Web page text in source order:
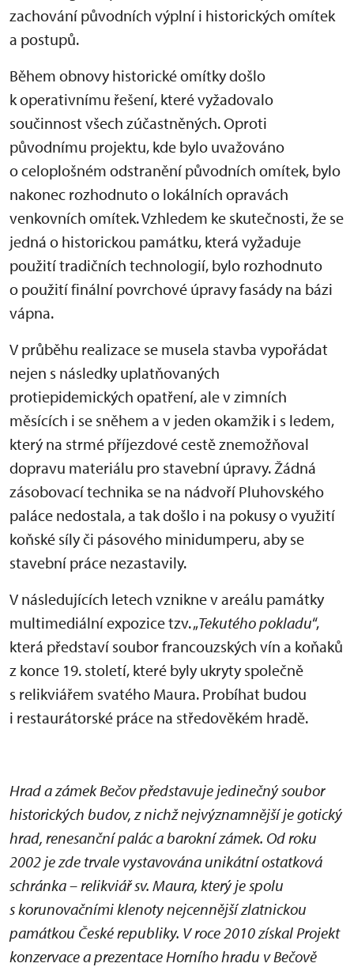
zachování původních výplní i historických omítek
a postupů.
Během obnovy historické omítky došlo
k operativnímu řešení, které vyžadovalo
součinnost všech zúčastněných. Oproti
původnímu projektu, kde bylo uvažováno
o celoplošném odstranění původních omítek, bylo
nakonec rozhodnuto o lokálních opravách
venkovních omítek. Vzhledem ke skutečnosti, že se
jedná o historickou památku, která vyžaduje
použití tradičních technologií, bylo rozhodnuto
o použití finální povrchové úpravy fasády na bázi
vápna.
V průběhu realizace se musela stavba vypořádat
nejen s následky uplatňovaných
protiepidemických opatření, ale v zimních
měsících i se sněhem a v jeden okamžik i s ledem,
který na strmé příjezdové cestě znemožňoval
dopravu materiálu pro stavební úpravy. Žádná
zásobovací technika se na nádvoří Pluhovského
paláce nedostala, a tak došlo i na pokusy o využití
koňské síly či pásového minidumperu, aby se
stavební práce nezastavily.
V následujících letech vznikne v areálu památky
multimediální expozice tzv. „Tekutého pokladu“,
která představí soubor francouzských vín a koňaků
z konce 19. století, které byly ukryty společně
s relikviářem svatého Maura. Probíhat budou
i restaurátorské práce na středověkém hradě.
Hrad a zámek Bečov představuje jedinečný soubor
historických budov, z nichž nejvýznamnější je gotický
hrad, renesanční palác a barokní zámek. Od roku
2002 je zde trvale vystavována unikátní ostatková
schránka – relikviář sv. Maura, který je spolu
s korunovačními klenoty nejcennější zlatnickou
památkou České republiky. V roce 2010 získal Projekt
konzervace a prezentace Horního hradu v Bečově